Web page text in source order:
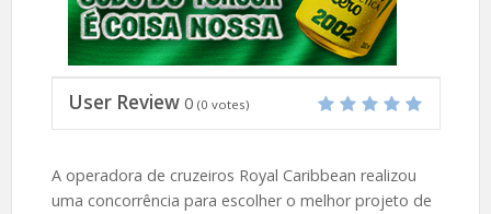
User Review 0 (0 votes)
A operadora de cruzeiros Royal Caribbean realizou
uma concorrência para escolher o melhor projeto de